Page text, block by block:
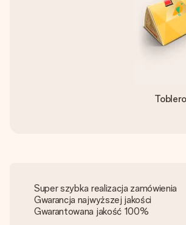
Super szybka realizacja zamówienia
Gwarancja najwyższej jakości
Gwarantowana jakość 100%